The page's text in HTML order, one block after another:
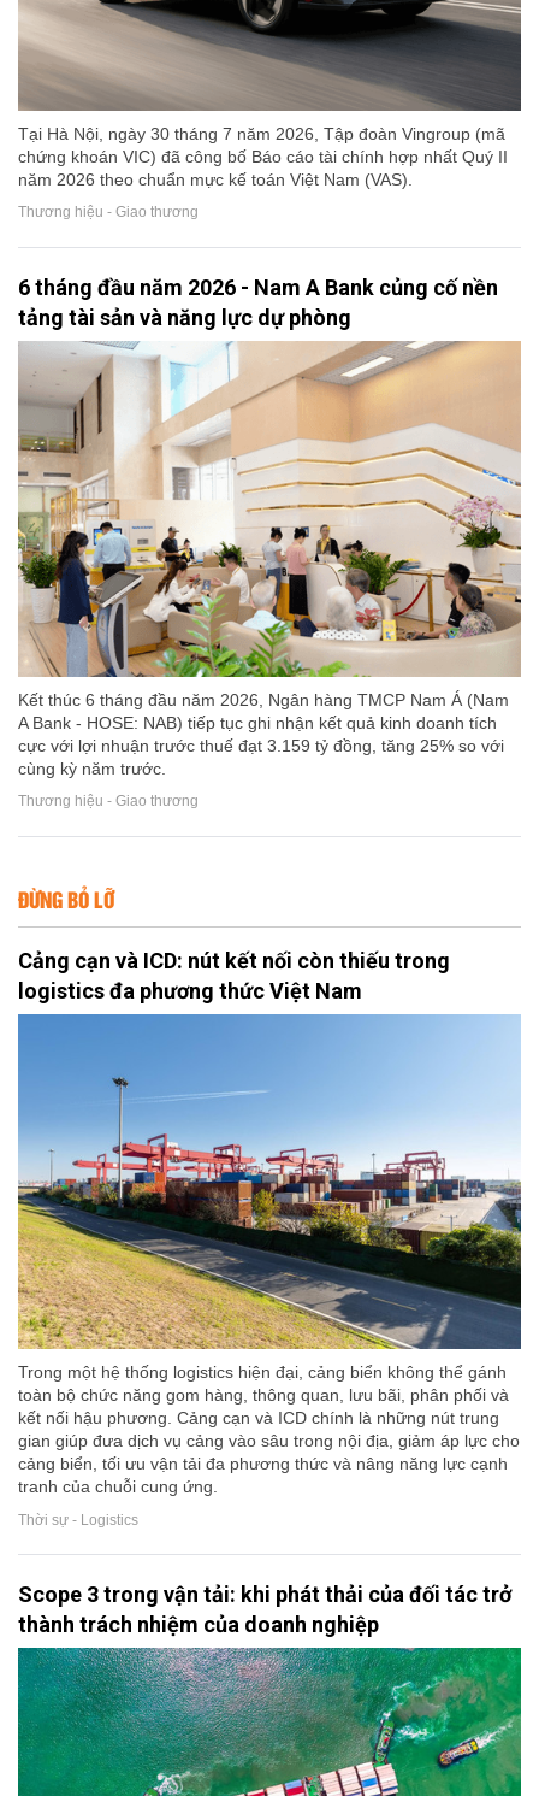
Tại Hà Nội, ngày 30 tháng 7 năm 2026, Tập đoàn Vingroup (mã
chứng khoán VIC) đã công bố Báo cáo tài chính hợp nhất Quý II
năm 2026 theo chuẩn mực kế toán Việt Nam (VAS).
Thương hiệu - Giao thương
6 tháng đầu năm 2026 - Nam A Bank củng cố nền
tảng tài sản và năng lực dự phòng
Kết thúc 6 tháng đầu năm 2026, Ngân hàng TMCP Nam Á (Nam
A Bank - HOSE: NAB) tiếp tục ghi nhận kết quả kinh doanh tích
cực với lợi nhuận trước thuế đạt 3.159 tỷ đồng, tăng 25% so với
cùng kỳ năm trước.
Thương hiệu - Giao thương
ĐỪNG BỎ LỠ
Cảng cạn và ICD: nút kết nối còn thiếu trong
logistics đa phương thức Việt Nam
Trong một hệ thống logistics hiện đại, cảng biển không thể gánh
toàn bộ chức năng gom hàng, thông quan, lưu bãi, phân phối và
kết nối hậu phương. Cảng cạn và ICD chính là những nút trung
gian giúp đưa dịch vụ cảng vào sâu trong nội địa, giảm áp lực cho
cảng biển, tối ưu vận tải đa phương thức và nâng năng lực cạnh
tranh của chuỗi cung ứng.
Thời sự - Logistics
Scope 3 trong vận tải: khi phát thải của đối tác trở
thành trách nhiệm của doanh nghiệp